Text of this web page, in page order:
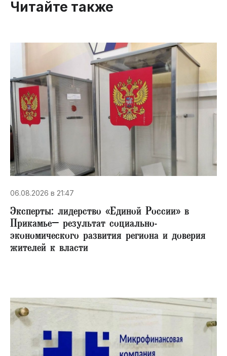
Читайте также
06.08.2026 в 21:47
Эксперты: лидерство «Единой России» в
Прикамье– результат социально-
экономического развития региона и доверия
жителей к власти